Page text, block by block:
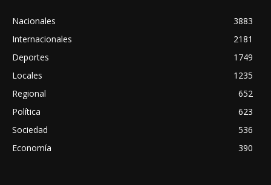
Nacionales
3883
Internacionales
2181
Deportes
1749
Locales
1235
Regional
652
Política
623
Sociedad
536
Economía
390